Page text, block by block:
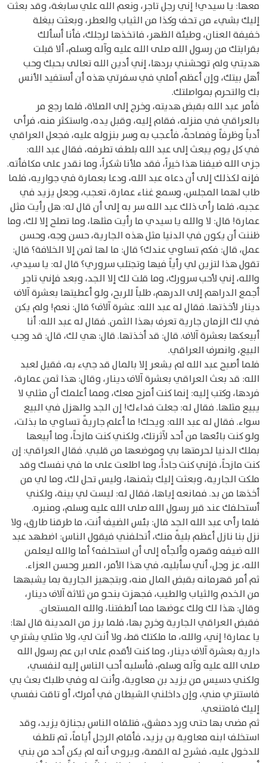
معها: يا سيدي! إني رجل تاجر، ونعم الله علي سابغة، وقد بعثت
إليك بشيء من تحف وكذا من الثياب والعطر، وبعثت ببغلة
خفيفة العنان، وطيئة الظهر، فاتخذها لرجلك، فأنا أسألك
بقرابتك من رسول الله صلى الله عليه وآله وسلم، ألا قبلت
هديتي ولم توحشني بردها، إني أدين الله تعالى بحبك وحب
أهل بيتك، وإن أعظم أملي في سفرتي هذه أن أستفيد الأنس
بك والتحرم بمواصلتك.
فأمر عبد الله بقبض هديته، وخرج إلى الصلاة، فلما رجع مر
بالعراقي في منزله، فقام إليه، وقبل يده، واستكثر منه، فرأى
أدباً وظرفاً وفصاحةً، فأعجب به وسر بنزوله عليه، فجعل العراقي
في كل يوم يبعث إلى عبد الله بلطف تطرفه، فقال عبد الله:
جزى الله ضيفنا هذا خيراً، فقد ملأنا شكراً، وما نقدر على مكافأته.
فإنه لكذلك إلى أن دعاه عبد الله، ودعا بعمارة في جواريه، فلما
طاب لهما المجلس، وسمع غناء عمارة، تعجب، وجعل يزيد في
عجبه، فلما رأى ذلك عبد الله سر به إلى أن قال له: هل رأيت مثل
عمارة! قال: لا والله يا سيدي ما رأيت مثلها، وما تصلح إلا لك، وما
ظننت أن يكون في الدنيا مثل هذه الجارية، حسن وجه، وحسن
عمل، قال: فكم تساوي عندك؟ قال: ما لها ثمن إلا الخلافة؟ قال:
تقول هذا لتزين لي رأياً فيها وتجتلب سروري؟ قال له: يا سيدي،
والله، إني لأحب سرورك، وما قلت لك إلا الجد، وبعد فإني تاجر
أجمع الدراهم إلى الدرهم، طلباً للربح، ولو أعطيتها بعشرة آلاف
دينار لأخذتها. فقال له عبد الله: عشرة آلاف؟ قال: نعم! ولم يكن
في لك الزمان جارية تعرف بهذا الثمن. فقال له عبد الله: أنا
أبيعكها بعشرة آلاف. قال: قد أخذتها. قال: هي لك، قال: قد وجب
البيع، وانصرف العراقي.
فلما أصبح عبد الله لم يشعر إلا بالمال قد جيء به، فقيل لعبد
الله: قد بعث العراقي بعشرة آلاف دينار، وقال: هذا ثمن عمارة،
فردها، وكتب إليه: إنما كنت أمزح معك، ومما أعلمك أن مثلي لا
يبيع مثلها. فقال له: جعلت فداءك! إن الجد والهزل في البيع
سواء. فقال له عبد الله: ويحك! ما أعلم جاريةً تساوي ما بذلت،
ولو كنت بائعها من أحد لآثرتك، ولكني كنت مازحاً، وما أبيعها
بملك الدنيا لحرمتها بي وموضعها من قلبي. فقال العراقي: إن
كنت مازحاً، فإني كنت جاداً، وما اطلعت على ما في نفسك وقد
ملكت الجارية، وبعثت إليك بثمنها، وليس تحل لك، وما لي من
أخذها من بد. فمانعه إياها، فقال له: ليست لي بينة، ولكني
أستحلفك عند قبر رسول الله صلى الله عليه وسلم، ومنبره.
فلما رأى عبد الله الجد قال: بئس الضيف أنت، ما طرقنا طارق، ولا
نزل بنا نازل أعظم بليةً منك، أتحلفني فيقول الناس: اضطهد عبد
الله ضيفه وقهره وألجأه إلى أن استحلفه؟ أما والله ليعلمن
الله، عز وجل، أني سأبليه، في هذا الأمر، الصبر وحسن العزاء.
ثم أمر قهرمانه بقبض المال منه، وبتجهيز الجارية بما يشبهها
من الخدم والثياب والطيب، فجهزت بنحو من ثلاثة آلاف دينار،
وقال: هذا لك ولك عوضها مما ألطفتنا، والله المستعان.
فقبض العراقي الجارية وخرج بها، فلما برز من المدينة قال لها:
يا عمارة! إني، والله، ما ملكتك قط، ولا أنت لي، ولا مثلي يشتري
دارية بعشرة آلاف دينار، وما كنت لأقدم على ابن عم رسول الله
صلى الله عليه وآله وسلم، فأسلبه أحب الناس إليه لنفسي،
ولكني دسيس من يزيد بن معاوية، وأنت له وفي طلبك بعث بي
فاستتري مني، وإن داخلني الشيطان في أمرك، أو تاقت نفسي
إليك فامتنعي.
ثم مضى بها حتى ورد دمشق، فتلقاه الناس بجنازة يزيد، وقد
استخلف ابنه معاوية بن يزيد، فأقام الرجل أياماً، ثم تلطف
للدخول عليه، فشرح له القصة، ويروى أنه لم يكن أحد من بني